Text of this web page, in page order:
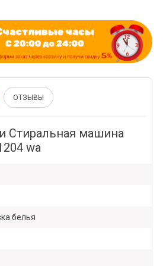
ОТЗЫВЫ
Стиральная машина
wa
белья